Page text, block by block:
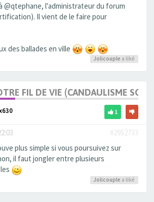
@qtephane, l'administrateur du forum
Il vient de le faire pour
des ballades en ville
Jolicouple a liké
FIL DE VIE (CANDAULISME
1
#2952733
plus simple si vous poursuivez sur
il faut jongler entre plusieurs
Jolicouple a liké